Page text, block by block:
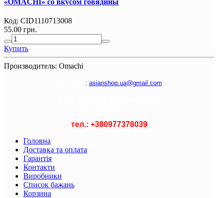
Код: CID1110713008
55.00 грн.
Купить
Производитель: Omachi
: asianshop.ua@gmail.com
тел.: +380977378039
Головна
Доставка та оплата
Гарантія
Контакти
Виробники
Список бажань
Корзина